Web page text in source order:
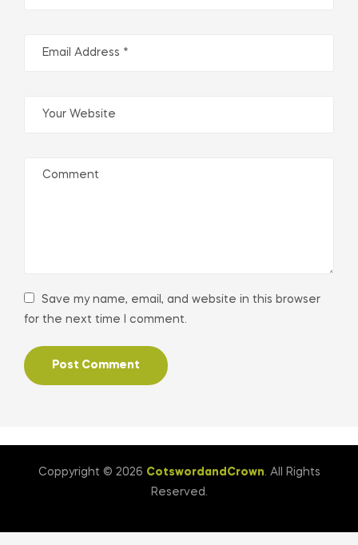
Save my name, email, and website in this browser
for the next time I comment.
Coppyright © 2026 CotswordandCrown. All Rights
Reserved.